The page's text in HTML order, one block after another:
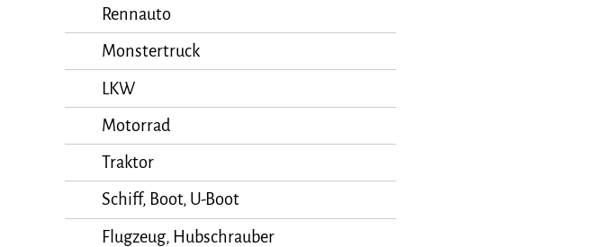
Rennauto
Monstertruck
LKW
Motorrad
Traktor
Schiff, Boot, U-Boot
Flugzeug, Hubschrauber